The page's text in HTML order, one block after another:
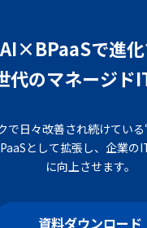
AI×BPaaSで進化
代のマネージド
で日々改善され続けてい
として拡張し、企業の
に向上させます。
資料ダウンロード